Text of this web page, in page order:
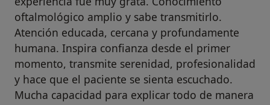
oftalmológico amplio y sabe transmitirlo.
Atención educada, cercana y profundamente
humana. Inspira confianza desde el primer
momento, transmite serenidad, profesionalidad
y hace que el paciente se sienta escuchado.
Mucha capacidad para explicar todo de manera